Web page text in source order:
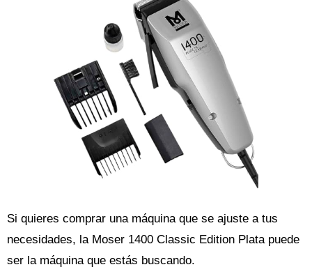
Si quieres comprar una máquina que se ajuste a tus
necesidades, la Moser 1400 Classic Edition Plata puede
ser la máquina que estás buscando.